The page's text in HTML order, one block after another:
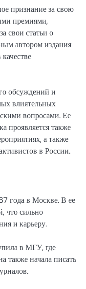
признание за свою
премиями,
свои статьи о
автором издания
обсуждений и
влиятельных
вопросами. Ее
проявляется также
а также
в России.
года в Москве. В ее
что сильно
и карьеру.
в МГУ, где
также начала писать